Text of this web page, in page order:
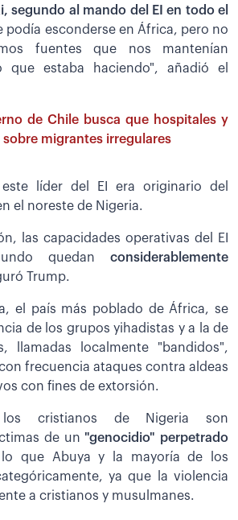
segundo al mando del EI en todo el
podía esconderse en África, pero no
fuentes que nos mantenían
que estaba haciendo", añadió el
de Chile busca que hospitales y
migrantes irregulares
líder del EI era originario del
el noreste de Nigeria.
las capacidades operativas del EI
quedan considerablemente
Trump.
el país más poblado de África, se
de los grupos yihadistas y a la de
llamadas localmente "bandidos",
frecuencia ataques contra aldeas
con fines de extorsión.
los cristianos de Nigeria son
de un "genocidio" perpetrado
lo que Abuya y la mayoría de los
ya que la violencia
a cristianos y musulmanes.